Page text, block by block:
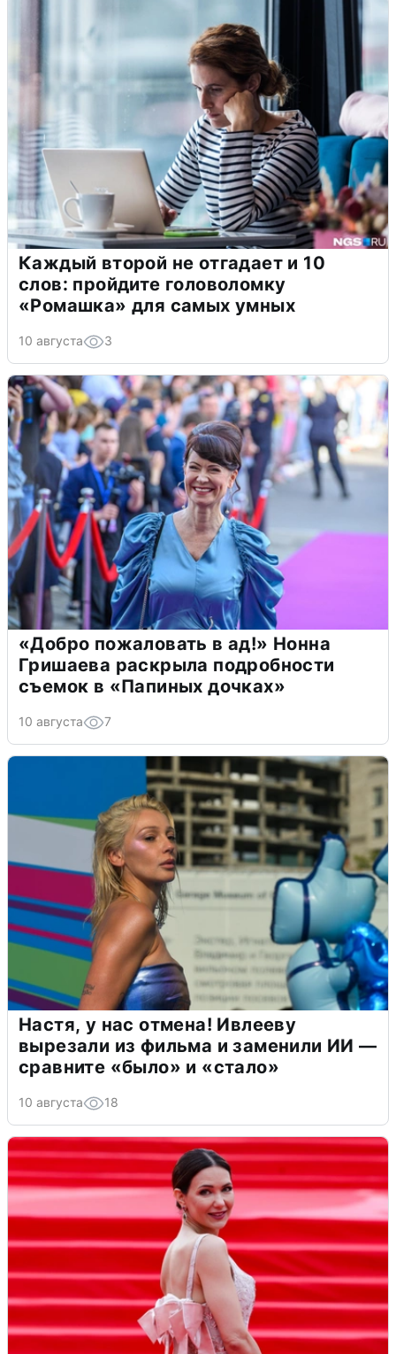
Каждый второй не отгадает и 10
слов: пройдите головоломку
«Ромашка» для самых умных
10 августа 3
«Добро пожаловать в ад!» Нонна
Гришаева раскрыла подробности
съемок в «Папиных дочках»
10 августа 7
Настя, у нас отмена! Ивлееву
вырезали из фильма и заменили ИИ —
сравните «было» и «стало»
10 августа 18